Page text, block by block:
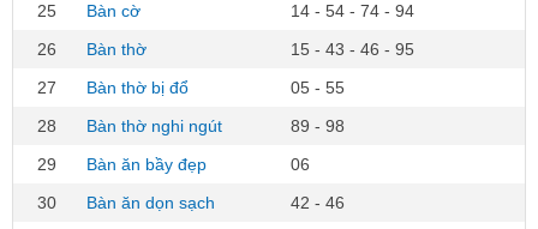
25
Bàn cờ
14 - 54 - 74 - 94
26
Bàn thờ
15 - 43 - 46 - 95
27
Bàn thờ bị đổ
05 - 55
28
Bàn thờ nghi ngút
89 - 98
29
Bàn ăn bầy đẹp
06
30
Bàn ăn dọn sạch
42 - 46